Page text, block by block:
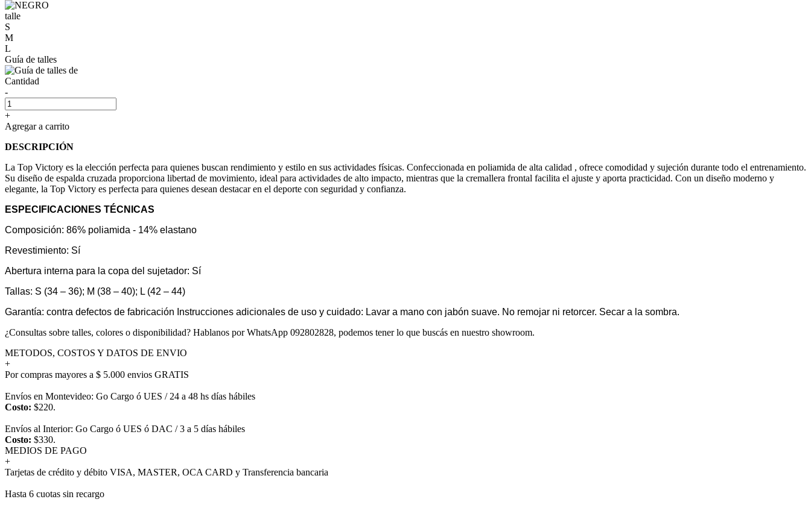
talle
S
M
L
Guía de talles
Cantidad
-
+
Agregar a carrito
DESCRIPCIÓN
La Top Victory es la elección perfecta para quienes buscan rendimiento y estilo en sus actividades físicas. Confeccionada en poliamida de alta calidad , ofrece comodidad y sujeción durante todo el entrenamiento.
Su diseño de espalda cruzada proporciona libertad de movimiento, ideal para actividades de alto impacto, mientras que la cremallera frontal facilita el ajuste y aporta practicidad. Con un diseño moderno y
elegante, la Top Victory es perfecta para quienes desean destacar en el deporte con seguridad y confianza.
ESPECIFICACIONES TÉCNICAS
Composición: 86% poliamida - 14% elastano
Revestimiento: Sí
Abertura interna para la copa del sujetador: Sí
Tallas: S (34 – 36); M (38 – 40); L (42 – 44)
Garantía: contra defectos de fabricación Instrucciones adicionales de uso y cuidado: Lavar a mano con jabón suave. No remojar ni retorcer. Secar a la sombra.
¿Consultas sobre talles, colores o disponibilidad? Hablanos por WhatsApp 092802828, podemos tener lo que buscás en nuestro showroom.
METODOS, COSTOS Y DATOS DE ENVIO
+
Por compras mayores a $ 5.000 envios GRATIS
Envíos en Montevideo: Go Cargo ó UES / 24 a 48 hs días hábiles
Costo: $220.
Envíos al Interior: Go Cargo ó UES ó DAC / 3 a 5 días hábiles
Costo: $330.
MEDIOS DE PAGO
+
Tarjetas de crédito y débito VISA, MASTER, OCA CARD y Transferencia bancaria
Hasta 6 cuotas sin recargo